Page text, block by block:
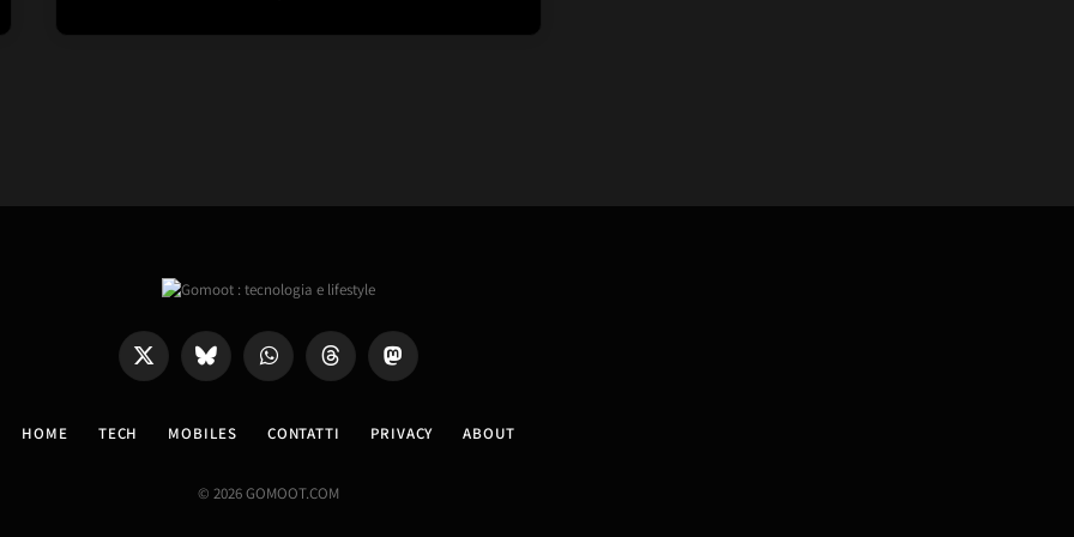
X
Bluesky WhatsAppThreads Mastodon
HOME TECH MOBILES CONTATTI PRIVACY ABOUT
© 2026 GOMOOT.COM